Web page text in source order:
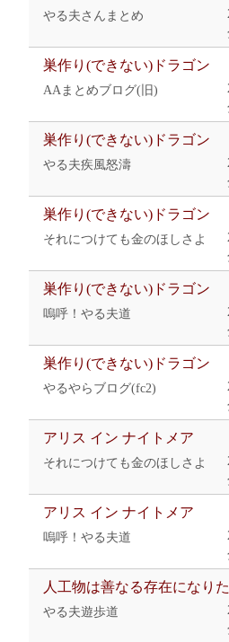
やる夫さんまとめ
巣作り(できない)ドラゴン
AAまとめブログ(旧)
巣作り(できない)ドラゴン
やる夫疾風怒濤
巣作り(できない)ドラゴン
それにつけても金のほしさよ
巣作り(できない)ドラゴン
嗚呼！やる夫道
巣作り(できない)ドラゴン
やるやらブログ(fc2)
アリス イン ナイトメア
それにつけても金のほしさよ
アリス イン ナイトメア
嗚呼！やる夫道
人工物は善なる存在になり
やる夫遊歩道